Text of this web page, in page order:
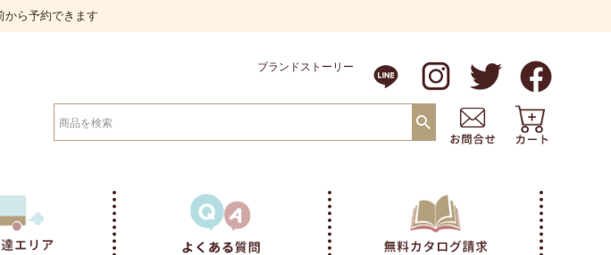
から予約できます
ブランドストーリー